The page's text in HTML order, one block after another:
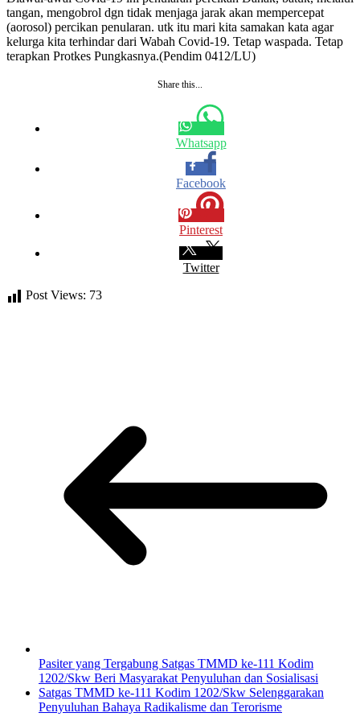
tangan, mengobrol dgn tidak menjaga jarak akan mempercepat
(aorosol) percikan penularan. utk itu mari kita samakan kata agar
kelurga kita terhindar dari Wabah Covid-19. Tetap waspada. Tetap
terapkan Protkes Pungkasnya.(Pendim 0412/LU)
Share this...
Whatsapp
Facebook
Pinterest
Twitter
Post Views: 73
Pasiter yang Tergabung Satgas TMMD ke-111 Kodim
1202/Skw Beri Masyarakat Penyuluhan dan Sosialisasi
Satgas TMMD ke-111 Kodim 1202/Skw Selenggarakan
Penyuluhan Bahaya Radikalisme dan Terorisme